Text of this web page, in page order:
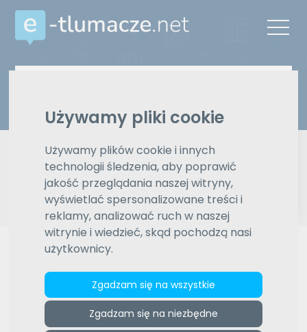
Używamy pliki cookie
Używamy plików cookie i innych
technologii śledzenia, aby poprawić
jakość przeglądania naszej witryny,
wyświetlać spersonalizowane treści i
reklamy, analizować ruch w naszej
witrynie i wiedzieć, skąd pochodzą nasi
użytkownicy.
Zgadzam się na wszystkie
Zgadzam się na niezbędne
Typ tłumaczenia
Znajdź tłumacza
Wyszukiwanie zaawansowane
ZAMÓW REKLAMĘ W TYM MIEJSCU